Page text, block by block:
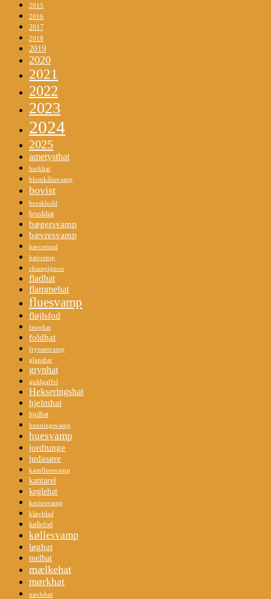
2015
2016
2017
2018
2019
2020
2021
2022
2023
2024
2025
ametysthat
barkhat
blomkålssvamp
bovist
bruskbold
bruskhat
bægersvamp
bævresvamp
bævretand
bævretop
champignon
fladhat
flammehat
fluesvamp
fløjlsfod
fnughat
foldhat
frynsesvamp
glanshat
grynhat
guldgaffel
Hekseringshat
hjelmhat
hjulhat
honningsvamp
huesvamp
jordtunge
judasøre
kamfluesvamp
kantarel
keglehat
kernesvamp
kløvblad
køllefod
køllesvamp
løghat
melhat
mælkehat
mørkhat
navlehat